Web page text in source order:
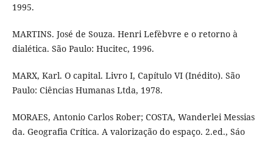
1995.
MARTINS. José de Souza. Henri Lefèbvre e o retorno à
dialética. São Paulo: Hucitec, 1996.
MARX, Karl. O capital. Livro I, Capítulo VI (Inédito). São
Paulo: Ciências Humanas Ltda, 1978.
MORAES, Antonio Carlos Rober; COSTA, Wanderlei Messias
da. Geografia Crítica. A valorização do espaço. 2.ed., Sáo